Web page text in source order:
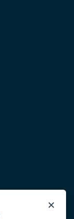
×